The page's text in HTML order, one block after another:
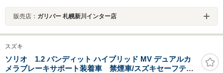
販売店： ガリバー 札幌新川インター店
スズキ
ソリオ 1.2 バンディット ハイブリッド MV デュアルカ
メラブレーキサポート装着車 禁煙車/スズキセーフティ